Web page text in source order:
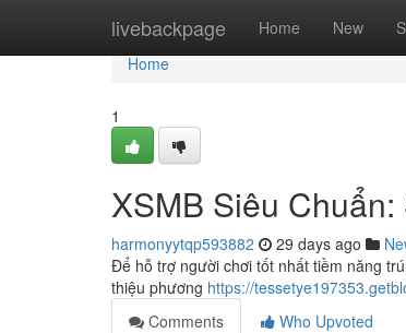
livebackpage Home New
Home
Home
1
XSMB Siêu
harmonyytqp593882 29 days ago
Để hỗ trợ người chơi tốt nhất tiềm năng
thiệu phương https://
Comments
Who Upvoted